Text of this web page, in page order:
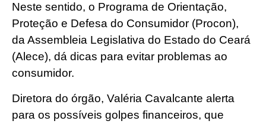
Neste sentido, o Programa de Orientação,
Proteção e Defesa do Consumidor (Procon),
da Assembleia Legislativa do Estado do Ceará
(Alece), dá dicas para evitar problemas ao
consumidor.
Diretora do órgão, Valéria Cavalcante alerta
para os possíveis golpes financeiros, que